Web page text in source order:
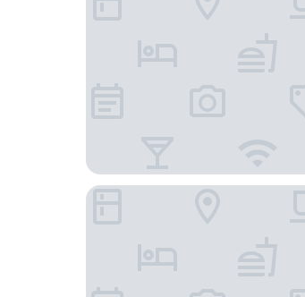
新宿王子大飯店